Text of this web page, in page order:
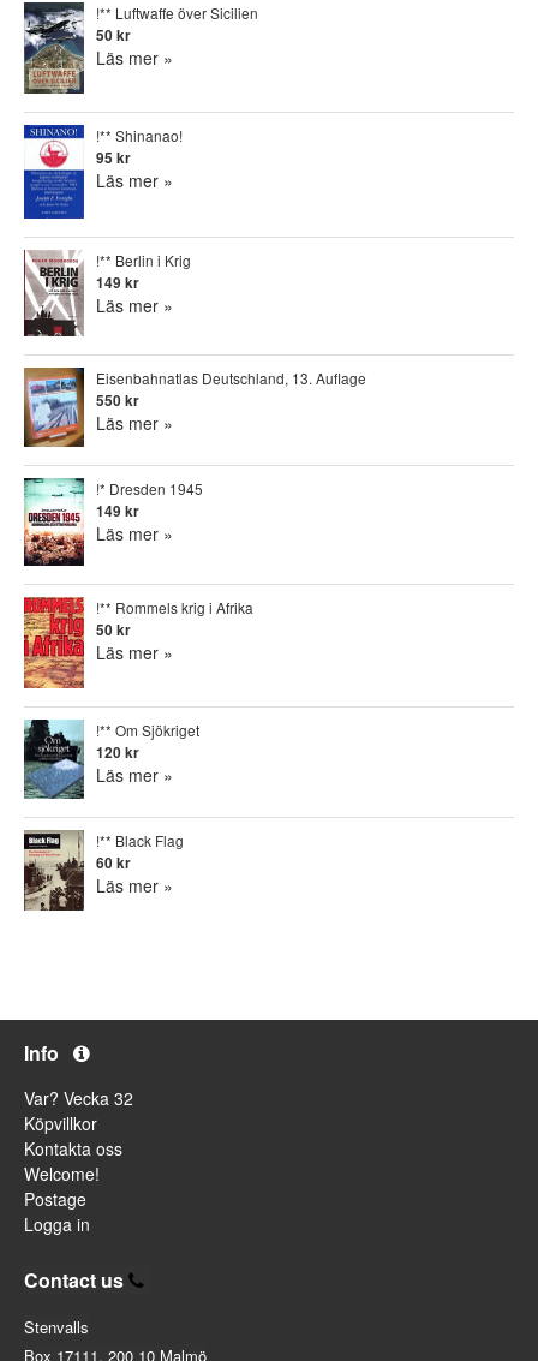
!** Luftwaffe över Sicilien
50 kr
Läs mer »
!** Shinanao!
95 kr
Läs mer »
!** Berlin i Krig
149 kr
Läs mer »
Eisenbahnatlas Deutschland, 13. Auflage
550 kr
Läs mer »
!* Dresden 1945
149 kr
Läs mer »
!** Rommels krig i Afrika
50 kr
Läs mer »
!** Om Sjökriget
120 kr
Läs mer »
!** Black Flag
60 kr
Läs mer »
Info
Var? Vecka 32
Köpvillkor
Kontakta oss
Welcome!
Postage
Logga in
Contact us
Stenvalls
Box 17111, 200 10 Malmö